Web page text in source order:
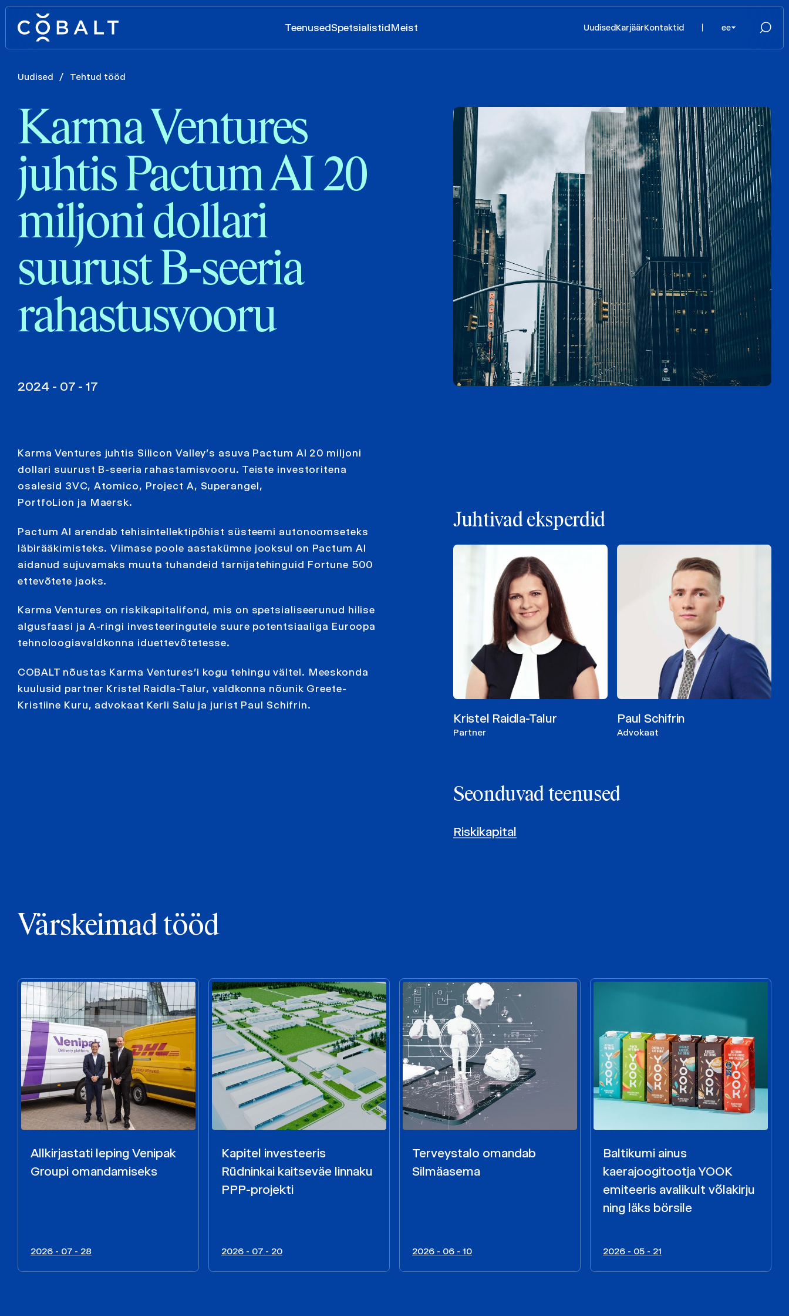
TeenusedSpetsialistidMeist UudisedKarjäärKontaktid ee
Uudised / Tehtud tööd
Karma Ventures
juhtis Pactum AI 20
miljoni dollari
suurust B-seeria
rahastusvooru
2024 - 07 - 17
Karma Ventures juhtis Silicon Valley’s asuva Pactum AI 20 miljoni
dollari suurust B-seeria rahastamisvooru. Teiste investoritena
osalesid 3VC, Atomico, Project A, Superangel,
PortfoLion ja Maersk.
Pactum AI arendab tehisintellektipõhist süsteemi autonoomseteks
läbirääkimisteks. Viimase poole aastakümne jooksul on Pactum AI
aidanud sujuvamaks muuta tuhandeid tarnijatehinguid Fortune 500
ettevõtete jaoks.
Karma Ventures on riskikapitalifond, mis on spetsialiseerunud hilise
algusfaasi ja A-ringi investeeringutele suure potentsiaaliga Euroopa
tehnoloogiavaldkonna iduettevõtetesse.
COBALT nõustas Karma Ventures’i kogu tehingu vältel. Meeskonda
kuulusid partner Kristel Raidla-Talur, valdkonna nõunik Greete-
Kristiine Kuru, advokaat Kerli Salu ja jurist Paul Schifrin.
Juhtivad eksperdid
Kristel Raidla-Talur
Partner
Paul Schifrin
Advokaat
Seonduvad teenused
Riskikapital
Värskeimad tööd
Allkirjastati leping Venipak
Groupi omandamiseks
2026 - 07 - 28
Kapitel investeeris
Rūdninkai kaitseväe linnaku
PPP-projekti
2026 - 07 - 20
Terveystalo omandab
Silmäasema
2026 - 06 - 10
Baltikumi ainus
kaerajoogitootja YOOK
emiteeris avalikult võlakirju
ning läks börsile
2026 - 05 - 21